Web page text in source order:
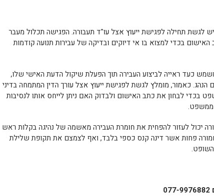
יש לגשת תחילה לפגישת ייעוץ אצל עו"ד תעבורה. הפגישה תכלול מעבר
בכדי למצוא בו אי דיוקים ובדיקה של עבירות תנועה קודמות
כעד ראייה לביצוע העבירה תוך הפעלת שיקול הדעת האישי שלו,
הנהג. כאמור, מומלץ לגשת לפגישת ייעוץ אצל עורך הדין המתמחה בדיני
בכדי לבחון את כתב האישום ולבדוק האם ניתן לייחס אותו לנסיבות
ממשפט.
יכול לעזור להפחית את חומרת העבירה מאשמה של נהיגה בקלות ראש
פחות אשר דינה קנס כספי בלבד, ואף לצמצם את תקופת שלילת
השופט.